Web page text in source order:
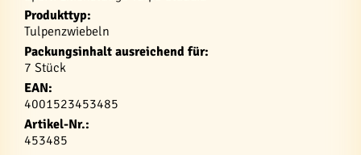
Produkttyp:
Tulpenzwiebeln
Packungsinhalt ausreichend für:
7 Stück
EAN:
4001523453485
Artikel-Nr.:
453485